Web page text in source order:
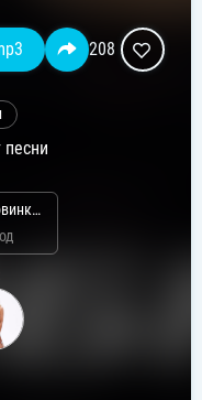
208
Громкие новинки: Май 2026